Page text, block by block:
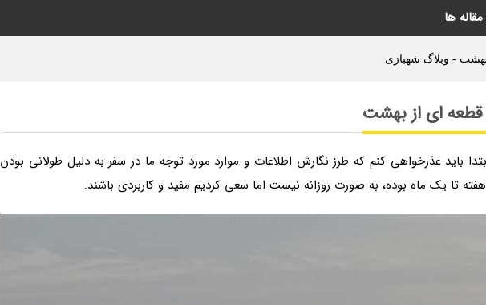
- وبلاگ شهبازی
قطعه اى از بهشت
باید عذرخواهى کنم که طرز نگارش اطلاعات و موارد مورد توجه ما در سفر به دلیل طولانى بودن
تا یک ماه بوده، به صورت روزانه نیست اما سعى کردیم مفید و کاربردى باشند.
ها